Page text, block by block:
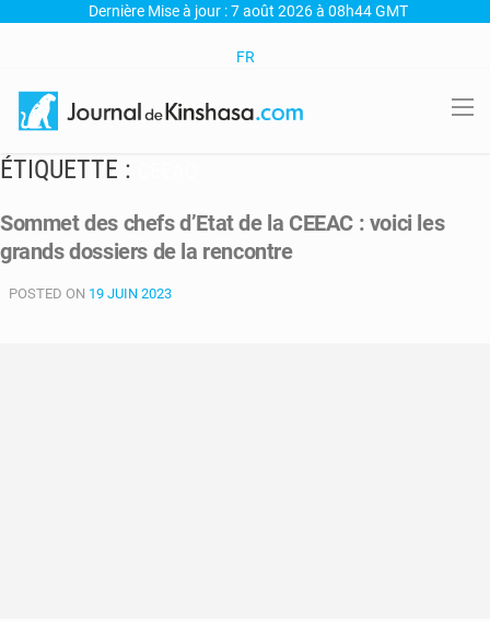
Dernière Mise à jour : 7 août 2026 à 08h44 GMT
FR
ÉTIQUETTE :
Sommet des chefs d’Etat de la CEEAC : voici les
grands dossiers de la rencontre
POSTED ON 19 JUIN 2023